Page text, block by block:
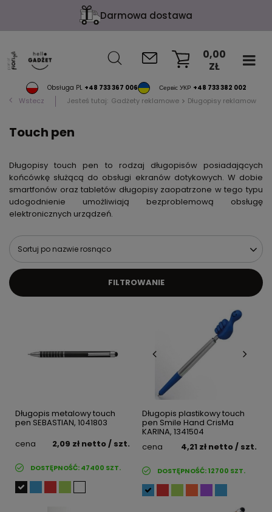
Darmowa dostawa
Obsługa PL +48 733 367 006 Сервіс УКР +48 733 382 002
0,00
ZŁ
Wstecz Jesteś tutaj: Gadżety reklamowe Długopisy reklamowe
Touch pen
Długopisy touch pen to rodzaj długopisów posiadających
końcówkę służącą do obsługi ekranów dotykowych. W dobie
smartfonów oraz tabletów długopisy zaopatrzone w tego typu
udogodnienie umożliwiają bezproblemową obsługę
elektronicznych urządzeń.
Sortuj po nazwie rosnąco
FILTROWANIE
Długopis metalowy touch
pen SEBASTIAN, 1041803
cena
2,09 zł netto/ szt.
DOSTĘPNOŚĆ:47400 SZT.
Długopis plastikowy touch
pen Smile Hand CrisMa
KARINA, 1341504
cena
4,21 zł netto/ szt.
DOSTĘPNOŚĆ:12700 SZT.